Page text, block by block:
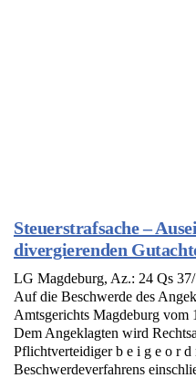
Steuerstrafsache –
divergierenden
LG Magdeburg, Az.: 24 Qs
Auf die Beschwerde des
Amtsgerichts Magdeburg vom
Dem Angeklagten wird
Pflichtverteidiger b e i g e o r d
Beschwerdeverfahrens